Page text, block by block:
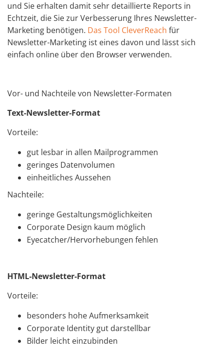
und Sie erhalten damit sehr detaillierte Reports in
Echtzeit, die Sie zur Verbesserung Ihres Newsletter-
Marketing benötigen. Das Tool CleverReach für
Newsletter-Marketing ist eines davon und lässt sich
einfach online über den Browser verwenden.
Vor- und Nachteile von Newsletter-Formaten
Text-Newsletter-Format
Vorteile:
gut lesbar in allen Mailprogrammen
geringes Datenvolumen
einheitliches Aussehen
Nachteile:
geringe Gestaltungsmöglichkeiten
Corporate Design kaum möglich
Eyecatcher/Hervorhebungen fehlen
HTML-Newsletter-Format
Vorteile:
besonders hohe Aufmerksamkeit
Corporate Identity gut darstellbar
Bilder leicht einzubinden